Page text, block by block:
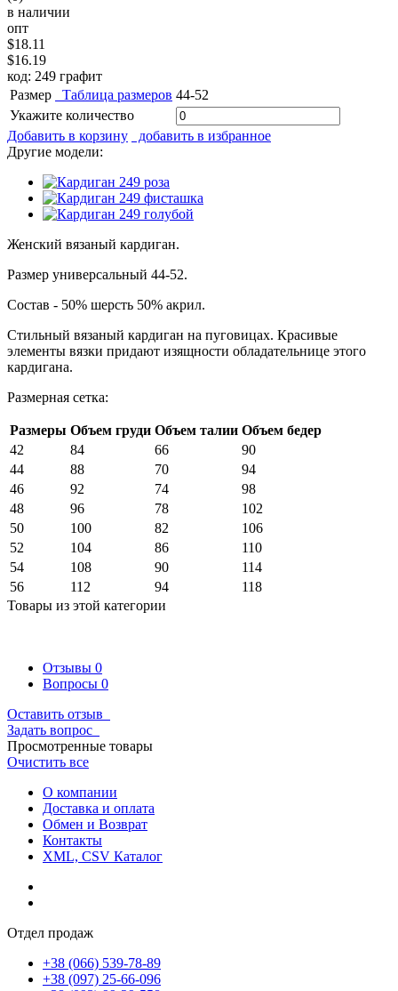
в наличии
опт
$18.11
$16.19
код: 249 графит
Размер
Таблица размеров 44-52
Укажите количество
Добавить в корзину
добавить в избранное
Другие модели:
Женский вязаный кардиган.
Размер универсальный 44-52.
Состав - 50% шерсть 50% акрил.
Стильный вязаный кардиган на пуговицах. Красивые
элементы вязки придают изящности обладательнице этого
кардигана.
Размерная сетка:
Размеры Объем груди Объем талии Объем бедер
42
84 66
90
44
88 70
94
46
92 74
98
48
96 78
102
50
100 82
106
52
104 86
110
54
108 90
114
56
112 94
118
Товары из этой категории
Отзывы 0
Вопросы 0
Оставить отзыв
Задать вопрос
Просмотренные товары
Очистить все
О компании
Доставка и оплата
Обмен и Возврат
Контакты
XML, CSV Каталог
Отдел продаж
+38 (066) 539-78-89
+38 (097) 25-66-096